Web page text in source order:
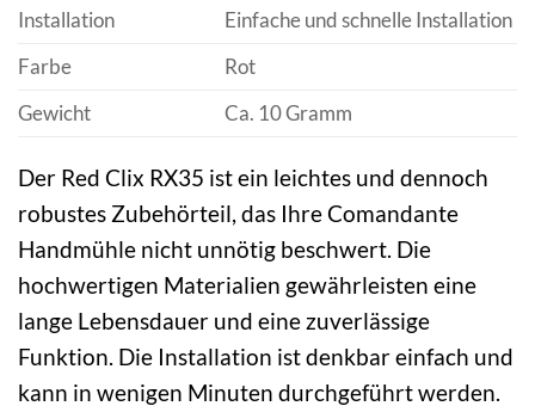
Installation
Einfache und schnelle Installation
Farbe
Rot
Gewicht
Ca. 10 Gramm
Der Red Clix RX35 ist ein leichtes und dennoch
robustes Zubehörteil, das Ihre Comandante
Handmühle nicht unnötig beschwert. Die
hochwertigen Materialien gewährleisten eine
lange Lebensdauer und eine zuverlässige
Funktion. Die Installation ist denkbar einfach und
kann in wenigen Minuten durchgeführt werden.